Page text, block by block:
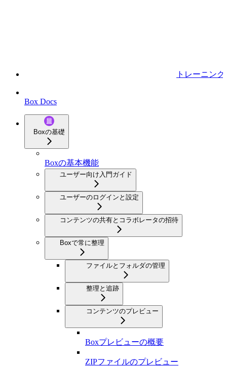
トレーニング
Box Docs
Boxの基礎
Boxの基本機能
ユーザー向け入門ガイド
ユーザーのログインと設定
コンテンツの共有とコラボレータの招待
Boxで常に整理
ファイルとフォルダの管理
整理と追跡
コンテンツのプレビュー
Boxプレビューの概要
ZIPファイルのプレビュー